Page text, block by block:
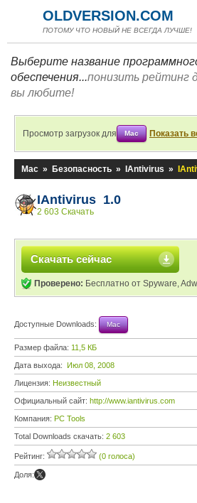
OLDVERSION.COM
ПОТОМУ ЧТО НОВЫЙ НЕ ВСЕГДА ЛУЧШЕ!
Выберите название
обеспечения...понизить рейтинг
вы любите!
Просмотр загрузок для Mac Показать
Mac » Безопасность » IAntivirus »
IAntivirus 1.0
2 603 Скачать
Скачать сейчас
Проверено: Бесплатно от Spyware,
Доступные Downloads: Mac
Размер файла: 11,5 КБ
Дата выхода: Июл 08, 2008
Лицензия: Неизвестный
Официальный сайт: http://www.iantivirus.com
Компания: PC Tools
Total Downloads скачать: 2 603
Рейтинг: (0 голоса)
Доля: